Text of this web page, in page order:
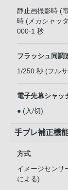
静止画撮影時 (
時 (メカシャッ
000-1 秒
フラッシュ同調
1/250 秒 (フル
電子先幕シャッ
● (入/切)
手ブレ補正機
方式
イメージセンサ
による)